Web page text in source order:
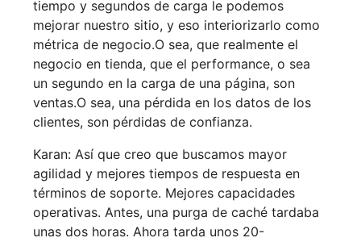
tiempo y segundos de carga le podemos
mejorar nuestro sitio, y eso interiorizarlo como
métrica de negocio.O sea, que realmente el
negocio en tienda, que el performance, o sea
un segundo en la carga de una página, son
ventas.O sea, una pérdida en los datos de los
clientes, son pérdidas de confianza.
Karan: Así que creo que buscamos mayor
agilidad y mejores tiempos de respuesta en
términos de soporte. Mejores capacidades
operativas. Antes, una purga de caché tardaba
unas dos horas. Ahora tarda unos 20-